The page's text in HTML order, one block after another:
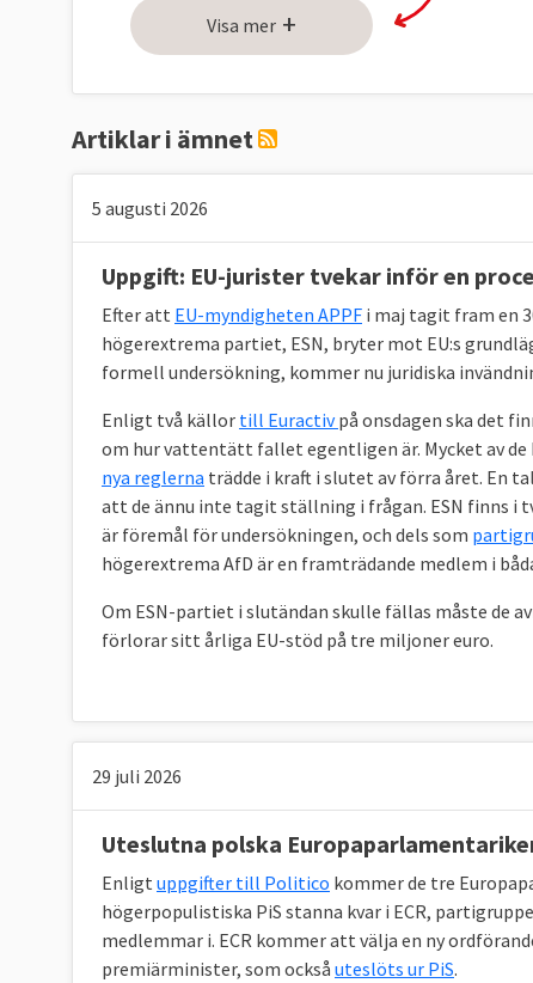
När Europaparlamentet ska fatta beslut
grupperna samordnar sig inför
Att vara största parti i Europaparlamentet
men också i praktiken möjligheten att utse
kommissionens ordförande.
Åtta partigrupper i storleksordning:
EPP | Konservativa och kristdemokrater
Moderaterna och Kristdemokraterna
S&D | Socialdemokrater
Socialdemokraterna
PfE | Ytterhöger
Inga svenska partier finns med
ECR | Nationalkonservativa
Sverigedemokraterna
Förnya Europa | Liberaler
Liberalerna och Centerpartiet
Miljöpartiet de gröna
ESN| Ytterhöger
Inga svenska partier finns med
Grupplösa | Ledamöter utan partigrupp
Visa mer +
Artiklar i ämnet
5 augusti 2026
Uppgift: EU-jurister tvekar inför en
Efter att EU-myndigheten APPF i maj tagit fram en
högerextrema partiet, ESN, bryter mot EU:s
formell undersökning, kommer nu juridiska
Enligt två källor till Euractivpå onsdagen ska det
om hur vattentätt fallet egentligen är. Mycket av
nya reglerna trädde i kraft i slutet av förra året. En
att de ännu inte tagit ställning i frågan. ESN finns i
är föremål för undersökningen, och dels som
högerextrema AfD är en framträdande medlem i
Om ESN-partiet i slutändan skulle fällas måste de
förlorar sitt årliga EU-stöd på tre miljoner euro.
29 juli 2026
Uteslutna polska
Enligt uppgifter till Politico kommer de tre
högerpopulistiska PiS stanna kvar i ECR,
medlemmar i. ECR kommer att välja en ny
premiärminister, som också uteslöts ur PiS.